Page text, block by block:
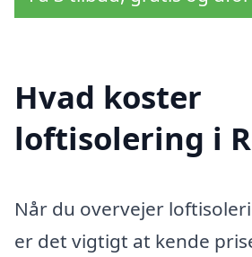
Hvad koster
loftisolering i
Når du overvejer
er det vigtigt at kende